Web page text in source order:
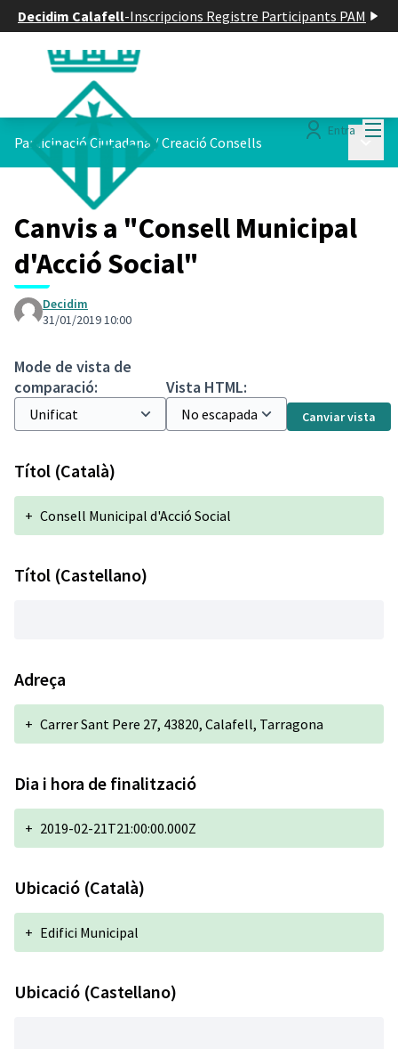
Decidim Calafell-Inscripcions Registre Participants PAM
Entra
Participació Ciutadana /Creació Consells
Canvis a "Consell Municipal
d'Acció Social"
Decidim
31/01/2019 10:00
Mode de vista de
comparació:
Vista HTML:
Canviar vista
Títol (Català)
+ Consell Municipal d'Acció Social
Títol (Castellano)
Adreça
+ Carrer Sant Pere 27, 43820, Calafell, Tarragona
Dia i hora de finalització
+ 2019-02-21T21:00:00.000Z
Ubicació (Català)
+ Edifici Municipal
Ubicació (Castellano)